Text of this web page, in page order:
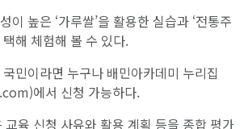
이 높은 ‘가루쌀’을 활용한 실습과 ‘전통주
해 체험해 볼 수 있다.
민이라면 누구나 배민아카데미 누리집
에서 신청 가능하다.
교육 신청 사유와 활용 계획 등을 종합 평가